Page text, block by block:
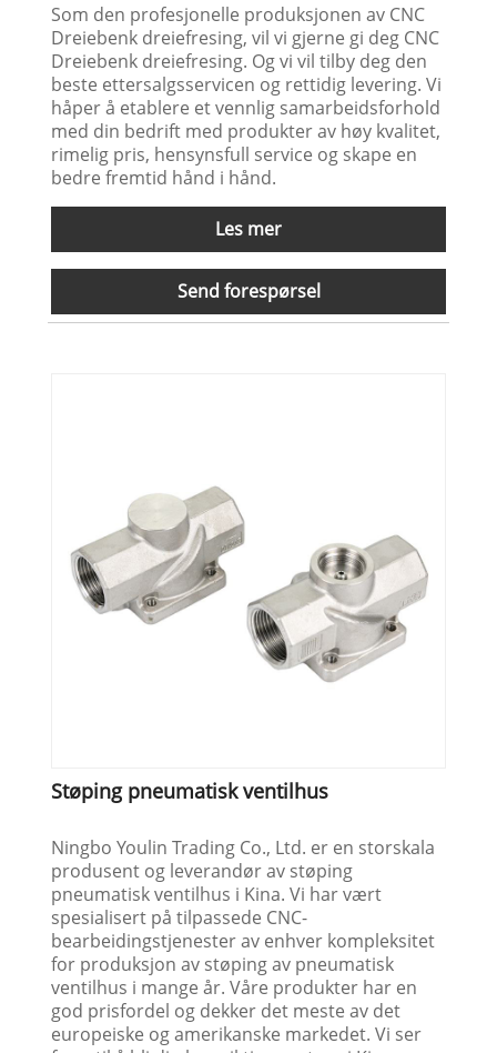
Som den profesjonelle produksjonen av CNC
Dreiebenk dreiefresing, vil vi gjerne gi deg CNC
Dreiebenk dreiefresing. Og vi vil tilby deg den
beste ettersalgsservicen og rettidig levering. Vi
håper å etablere et vennlig samarbeidsforhold
med din bedrift med produkter av høy kvalitet,
rimelig pris, hensynsfull service og skape en
bedre fremtid hånd i hånd.
Les mer
Send forespørsel
Støping pneumatisk ventilhus
Ningbo Youlin Trading Co., Ltd. er en storskala
produsent og leverandør av støping
pneumatisk ventilhus i Kina. Vi har vært
spesialisert på tilpassede CNC-
bearbeidingstjenester av enhver kompleksitet
for produksjon av støping av pneumatisk
ventilhus i mange år. Våre produkter har en
god prisfordel og dekker det meste av det
europeiske og amerikanske markedet. Vi ser